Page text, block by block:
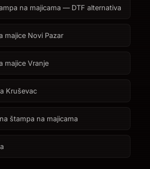
na majicama — DTF alternativa
majice Novi Pazar
majice Vranje
Kruševac
štampa na majicama